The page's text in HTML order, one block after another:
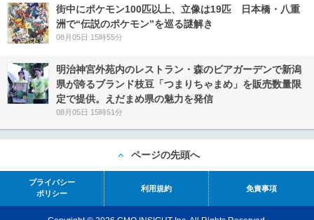
街中にポケモン100匹以上、立像は19匹 日本橋・八重
洲で“伝説のポケモン”を巡る謎解き
08月05日 15時55分
明治神宮外苑内のレストラン・森のビアガーデンで新潟
県が誇るブランド枝豆「つまりちゃまめ」を販売数量限
定で提供。えだまめ県の魅力を発信
08月05日 15時51分
ページの先頭へ
プライバシー
ポリシー
利用規約 免責事項